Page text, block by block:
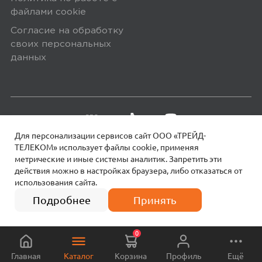
Для персонализации сервисов сайт ООО «ТРЕЙД-
ТЕЛЕКОМ» использует файлы сookie, применяя
метрические и иные системы аналитик. Запретить эти
действия можно в настройках браузера, либо отказаться от
использования сайта.
Подробнее Принять
13 990₽
качества, дизайна и цены : они
дороже и круче первой и про версии,
но сильно дешевле ультра версии, у
которой функций вроде как не
Одни сплошные плюсы
megamarket
Алексей К.
18 января 2024, 10:30
файлами сookie
Согласие на обработку
своих персональных
данных
© 2026 МОТИВ. Все права защищены!
Главная Каталог Корзина
0
Профиль Ещё